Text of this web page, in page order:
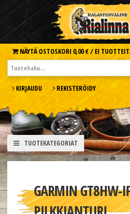
NÄYTÄ OSTOSKORI 0,00 € / EI
KIRJAUDU REKISTERÖIDY
TUOTEKATEGORIAT
GARMIN GT8HW-